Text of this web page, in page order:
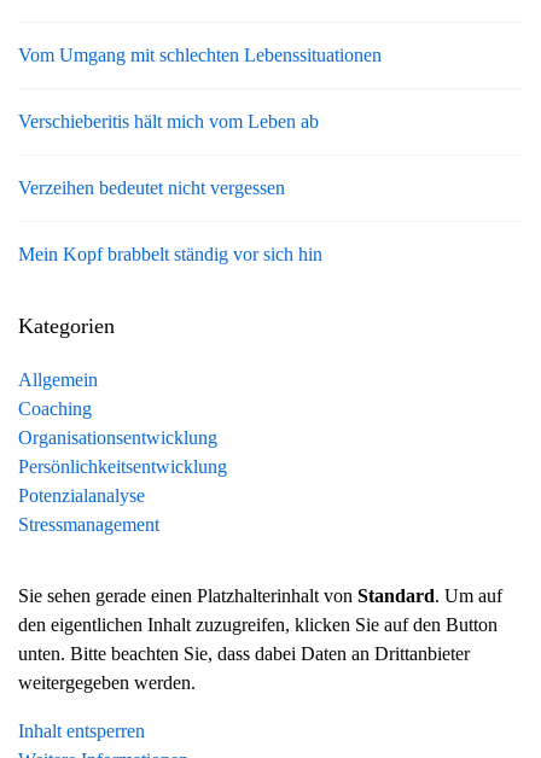
Vom Umgang mit schlechten Lebenssituationen
Verschieberitis hält mich vom Leben ab
Verzeihen bedeutet nicht vergessen
Mein Kopf brabbelt ständig vor sich hin
Kategorien
Allgemein
Coaching
Organisationsentwicklung
Persönlichkeitsentwicklung
Potenzialanalyse
Stressmanagement
Sie sehen gerade einen Platzhalterinhalt von Standard. Um auf
den eigentlichen Inhalt zuzugreifen, klicken Sie auf den Button
unten. Bitte beachten Sie, dass dabei Daten an Drittanbieter
weitergegeben werden.
Inhalt entsperren